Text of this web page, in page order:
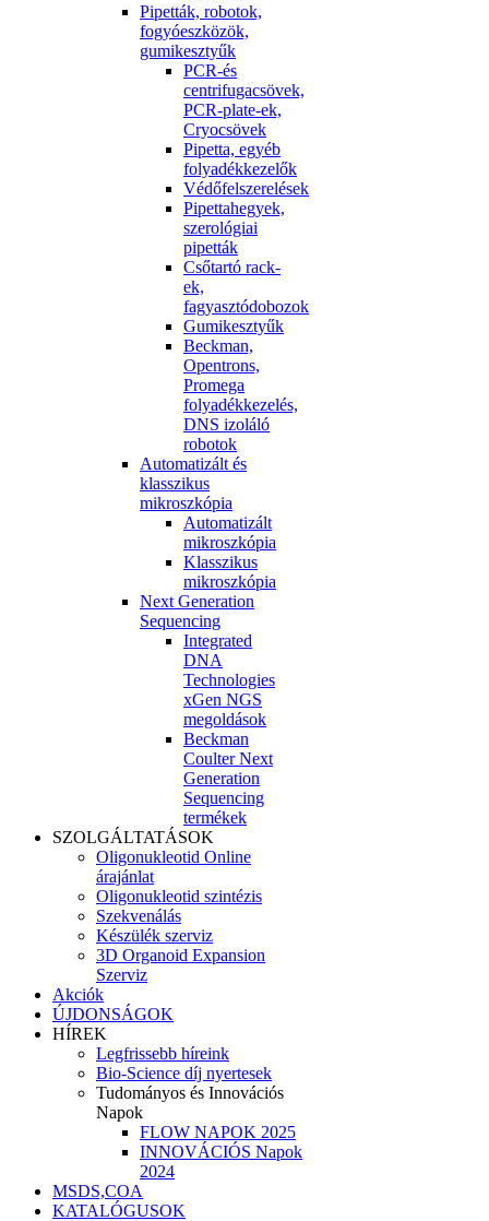
Pipetták, robotok,
fogyóeszközök,
gumikesztyűk
PCR-és
centrifugacsövek,
PCR-plate-ek,
Cryocsövek
Pipetta, egyéb
folyadékkezelők
Védőfelszerelések
Pipettahegyek,
szerológiai
pipetták
Csőtartó rack-
ek,
fagyasztódobozok
Gumikesztyűk
Beckman,
Opentrons,
Promega
folyadékkezelés,
DNS izoláló
robotok
Automatizált és
klasszikus
mikroszkópia
Automatizált
mikroszkópia
Klasszikus
mikroszkópia
Next Generation
Sequencing
Integrated
DNA
Technologies
xGen NGS
megoldások
Beckman
Coulter Next
Generation
Sequencing
termékek
SZOLGÁLTATÁSOK
Oligonukleotid Online
árajánlat
Oligonukleotid szintézis
Szekvenálás
Készülék szerviz
3D Organoid Expansion
Szerviz
Akciók
ÚJDONSÁGOK
HÍREK
Legfrissebb híreink
Bio-Science díj nyertesek
Tudományos és Innovációs
Napok
FLOW NAPOK 2025
INNOVÁCIÓS Napok
2024
MSDS,COA
KATALÓGUSOK